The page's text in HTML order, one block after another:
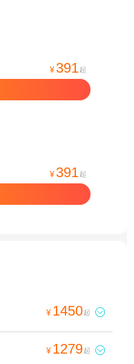
¥391 起
¥391 起
¥ 1450起 
¥ 1279起 